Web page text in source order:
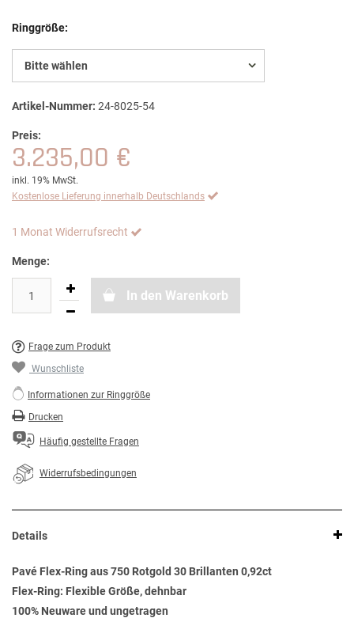
Ringgröße:
Bitte wählen
Artikel-Nummer: 24-8025-54
Preis:
3.235,00 €
inkl. 19% MwSt.
Kostenlose Lieferung innerhalb Deutschlands
1 Monat Widerrufsrecht
Menge:
In den Warenkorb
Frage zum Produkt
Wunschliste
Informationen zur Ringgröße
Drucken
Häufig gestellte Fragen
Widerrufsbedingungen
Details
Pavé Flex-Ring aus 750 Rotgold 30 Brillanten 0,92ct
Flex-Ring: Flexible Größe, dehnbar
100% Neuware und ungetragen